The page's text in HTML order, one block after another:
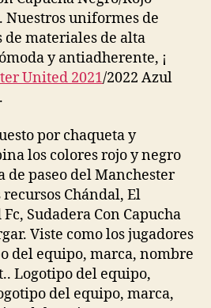
Nuestros uniformes de
de materiales de alta
y antiadherente, ¡
United 2021/2022 Azul
por chaqueta y
los colores rojo y negro
de paseo del Manchester
Chándal, El
Sudadera Con Capucha
Viste como los jugadores
del equipo, marca, nombre
Logotipo del equipo,
del equipo, marca,